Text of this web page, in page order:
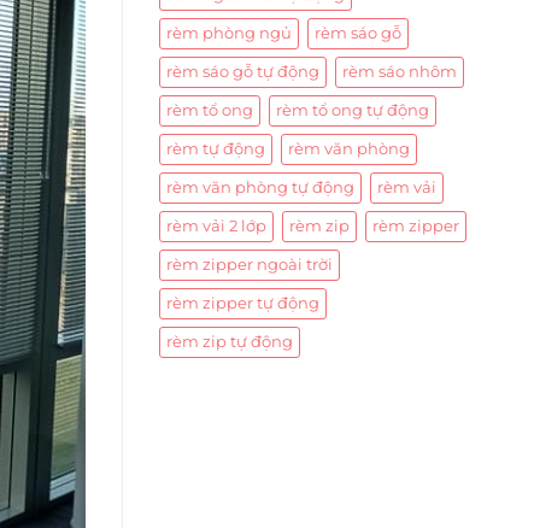
rèm phòng ngủ rèm sáo gỗ
rèm sáo gỗ tự động rèm sáo nhôm
rèm tổ ong rèm tổ ong tự động
rèm tự động rèm văn phòng
rèm văn phòng tự động rèm vải
rèm vải 2 lớp rèm zip rèm zipper
rèm zipper ngoài trời
rèm zipper tự động
rèm zip tự động